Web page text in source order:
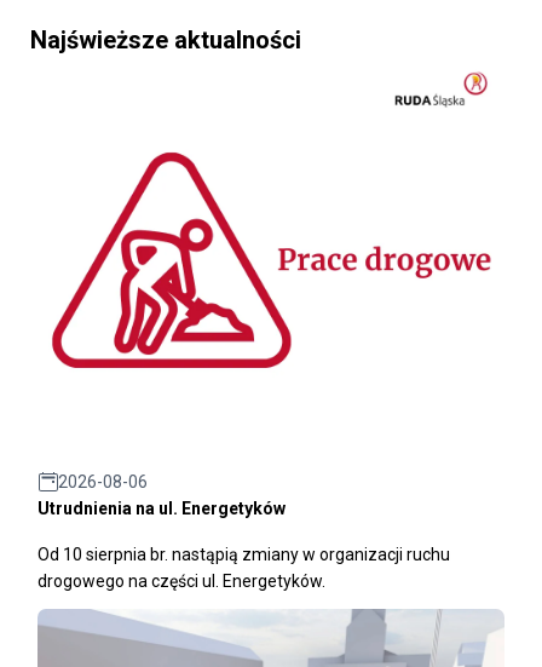
Najświeższe aktualności
2026-08-06
Utrudnienia na ul. Energetyków
Od 10 sierpnia br. nastąpią zmiany w organizacji ruchu
drogowego na części ul. Energetyków.